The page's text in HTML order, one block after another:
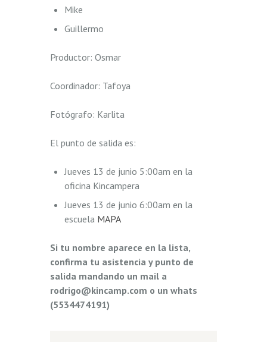
Mike
Guillermo
Productor: Osmar
Coordinador: Tafoya
Fotógrafo: Karlita
El punto de salida es:
Jueves 13 de junio 5:00am en la
oficina Kincampera
Jueves 13 de junio 6:00am en la
escuela MAPA
Si tu nombre aparece en la lista,
confirma tu asistencia y punto de
salida mandando un mail a
rodrigo@kincamp.com o un whats
(5534474191)